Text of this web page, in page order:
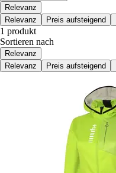
Relevanz
Relevanz
Preis aufsteigend
1 produkt
Sortieren nach
Relevanz
Relevanz
Preis aufsteigend